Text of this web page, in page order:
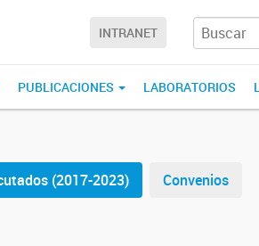
INTRANET
PUBLICACIONES LABORATORIOS
(2017-2023) Convenios